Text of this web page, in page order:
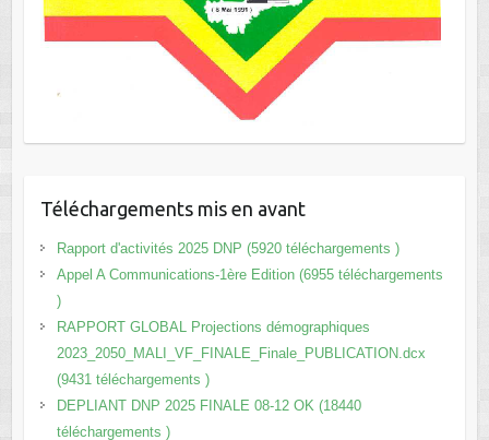
Téléchargements mis en avant
Rapport d'activités 2025 DNP (5920 téléchargements )
Appel A Communications-1ère Edition (6955 téléchargements
)
RAPPORT GLOBAL Projections démographiques
2023_2050_MALI_VF_FINALE_Finale_PUBLICATION.dcx
(9431 téléchargements )
DEPLIANT DNP 2025 FINALE 08-12 OK (18440
téléchargements )